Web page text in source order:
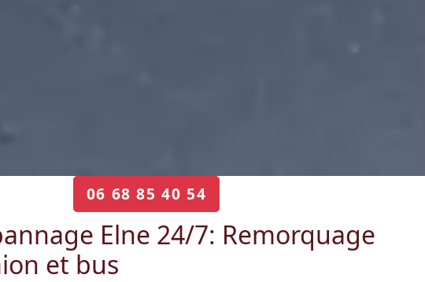
06 68 85 40 54
Elne 24/7: Remorquage
et bus